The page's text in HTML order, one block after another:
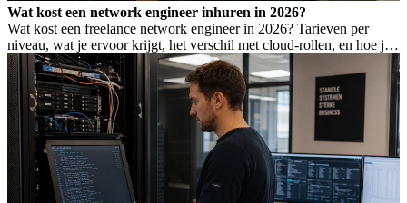
Wat kost een network engineer inhuren in 2026?
Wat kost een freelance network engineer in 2026? Tarieven per
niveau, wat je ervoor krijgt, het verschil met cloud-rollen, en hoe je
Wet DBA-risico voorkomt.